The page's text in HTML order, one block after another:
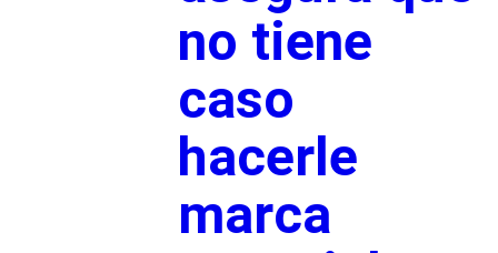
no tiene
caso
hacerle
marca